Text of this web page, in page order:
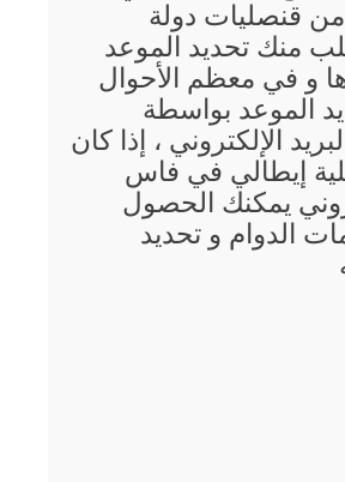
من قنصليات دولة
منك تحديد الموعد
و في معظم الأحوال
الموعد بواسطة
الإلكتروني ، إذا كان
إيطالي في فاس
يمكنك الحصول
الدوام و تحديد